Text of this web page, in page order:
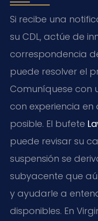
Si recibe una
su CDL, actúe de
correspondencia
puede resolver el
Comuníquese
con experiencia en
posible. El bufete
puede revisar su
suspensión se
subyacente que
y ayudarle a
disponibles. En